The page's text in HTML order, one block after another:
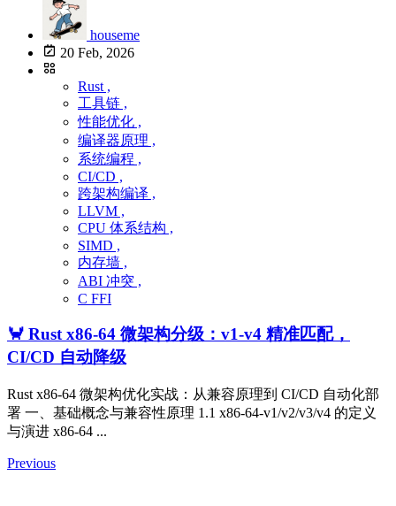
houseme
20 Feb, 2026
Rust ,
工具链 ,
性能优化 ,
编译器原理 ,
系统编程 ,
CI/CD ,
跨架构编译 ,
LLVM ,
CPU 体系结构 ,
SIMD ,
内存墙 ,
ABI 冲突 ,
C FFI
🦀 Rust x86-64 微架构分级：v1-v4 精准匹配，
CI/CD 自动降级
Rust x86-64 微架构优化实战：从兼容原理到 CI/CD 自动化部
署 一、基础概念与兼容性原理 1.1 x86-64-v1/v2/v3/v4 的定义
与演进 x86-64 ...
Previous